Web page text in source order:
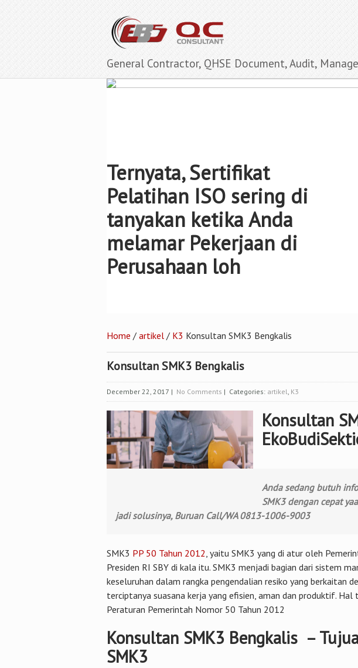
General Contractor, QHSE Document, Audit,
Ternyata, Sertifikat
Pelatihan ISO sering di
tanyakan ketika Anda
melamar Pekerjaan di
Perusahaan loh
Home / artikel / K3 Konsultan SMK3 Bengkalis
Konsultan SMK3 Bengkalis
December 22, 2017 | No Comments | Categories: artikel, K3
Konsultan
Anda sedang butuh
SMK3 dengan cepat
jadi solusinya, Buruan Call/WA 0813-1006-9003
SMK3 PP 50 Tahun 2012, yaitu SMK3 yang di atur oleh
Presiden RI SBY di kala itu. SMK3 menjadi bagian dari sistem
keseluruhan dalam rangka pengendalian resiko yang berkaitan
terciptanya suasana kerja yang efisien, aman dan produktif. Hal
Peraturan Pemerintah Nomor 50 Tahun 2012
Konsultan SMK3 Bengkalis –
SMK3